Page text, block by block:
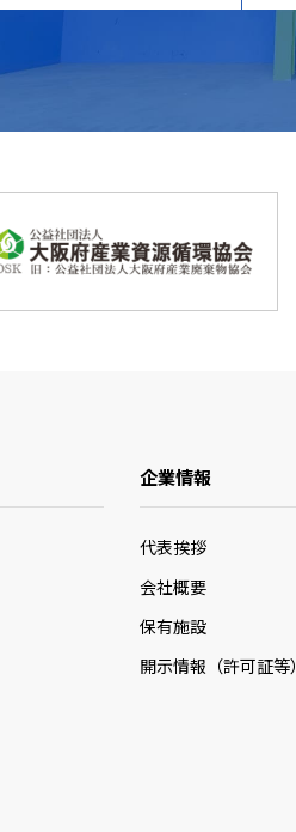
企業情報
代表挨拶
会社概要
保有施設
開示情報（許可証等）